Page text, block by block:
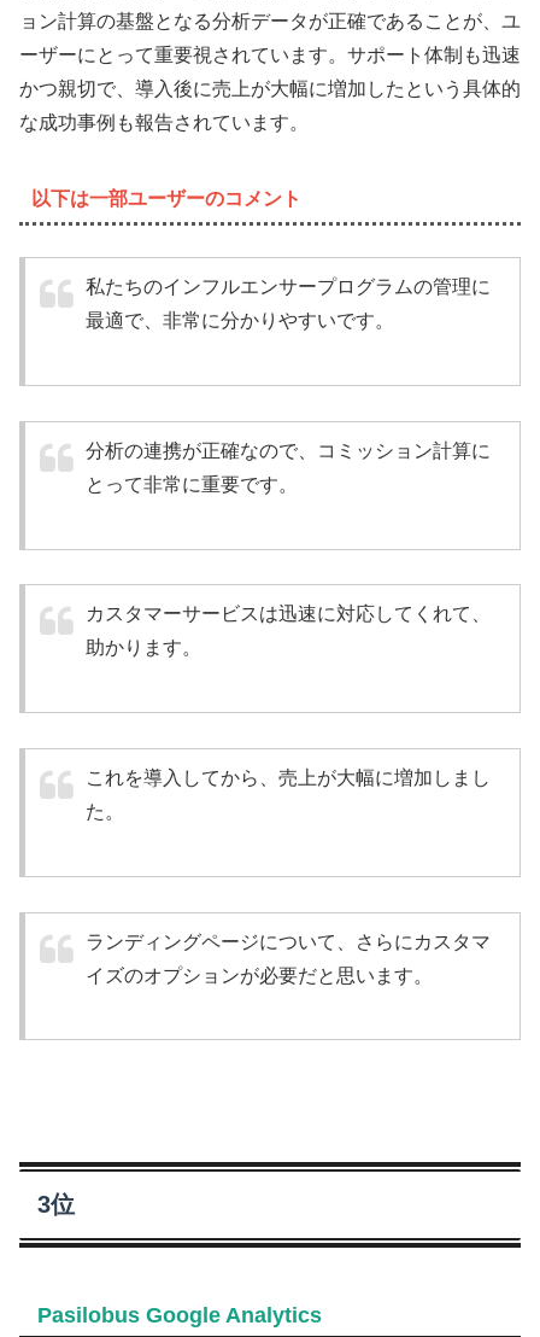
ョン計算の基盤となる分析データが正確であることが、ユ
ーザーにとって重要視されています。サポート体制も迅速
かつ親切で、導入後に売上が大幅に増加したという具体的
な成功事例も報告されています。
以下は一部ユーザーのコメント
私たちのインフルエンサープログラムの管理に
最適で、非常に分かりやすいです。
分析の連携が正確なので、コミッション計算に
とって非常に重要です。
カスタマーサービスは迅速に対応してくれて、
助かります。
これを導入してから、売上が大幅に増加しまし
た。
ランディングページについて、さらにカスタマ
イズのオプションが必要だと思います。
3位
Pasilobus Google Analytics